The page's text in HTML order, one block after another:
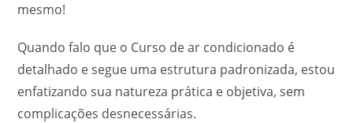
mesmo!
Quando falo que o Curso de ar condicionado é
detalhado e segue uma estrutura padronizada, estou
enfatizando sua natureza prática e objetiva, sem
complicações desnecessárias.